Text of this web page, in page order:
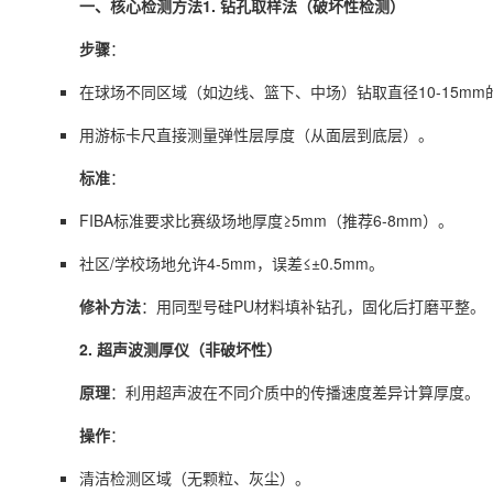
一、核心检测方法1. 钻孔取样法（破坏性检测）
步骤：
在球场不同区域（如边线、篮下、中场）钻取直径10-15mm
用游标卡尺直接测量弹性层厚度（从面层到底层）。
标准：
FIBA标准要求比赛级场地厚度≥5mm（推荐6-8mm）。
社区/学校场地允许4-5mm，误差≤±0.5mm。
修补方法：用同型号硅PU材料填补钻孔，固化后打磨平整。
2. 超声波测厚仪（非破坏性）
原理：利用超声波在不同介质中的传播速度差异计算厚度。
操作：
清洁检测区域（无颗粒、灰尘）。